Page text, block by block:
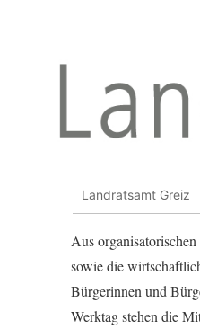
Landratsamt Greiz
Aus
sowie die
Bürgerinnen und
Werktag stehen die